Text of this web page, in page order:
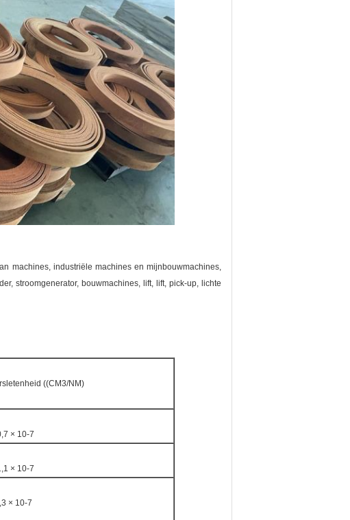
machines, industriële machines en mijnbouwmachines,
stroomgenerator, bouwmachines, lift, lift, pick-up, lichte
((CM3/NM)
× 10-7
× 10-7
× 10-7